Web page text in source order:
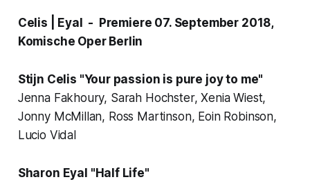
Celis | Eyal - Premiere 07. September 2018,
Komische Oper Berlin
Stijn Celis "Your passion is pure joy to me"
Jenna Fakhoury, Sarah Hochster, Xenia Wiest,
Jonny McMillan, Ross Martinson, Eoin Robinson,
Lucio Vidal
Sharon Eyal "Half Life"